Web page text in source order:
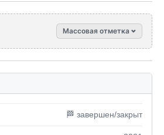
Массовая отметка
🏁 завершен/закрыт